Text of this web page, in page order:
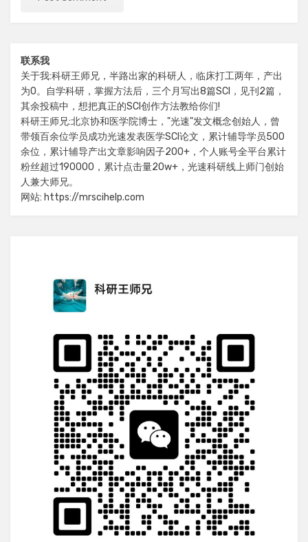
联系我
关于我:科研王师兄，半路出家的科研人，临床打工两年，产出
为0。自学科研，掌握方法后，三个月写出8篇SCI，见刊2篇，
其余投稿中，想把真正的SCI创作方法教给你们!
科研王师兄:北京协和医学院博士，"光速"发文概念创始人，曾
带领百余位学员成功光速发表医学SCI论文，累计辅导学员500
余位，累计辅导产出文章影响因子200+，个人账号全平台累计
粉丝超过190000，累计点击量20w+，光速科研线上师门创始
人兼大师兄。
网站: https://mrscihelp.com